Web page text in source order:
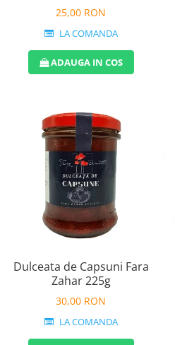
25,00 RON
LA COMANDA
ADAUGA IN COS
Dulceata de Capsuni Fara
Zahar 225g
30,00 RON
LA COMANDA